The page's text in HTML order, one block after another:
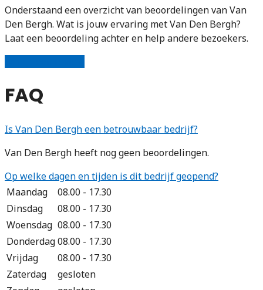
Onderstaand een overzicht van beoordelingen van Van
Den Bergh. Wat is jouw ervaring met Van Den Bergh?
Laat een beoordeling achter en help andere bezoekers.
FAQ
Is Van Den Bergh een betrouwbaar bedrijf?
Van Den Bergh heeft nog geen beoordelingen.
Op welke dagen en tijden is dit bedrijf geopend?
Maandag
08.00 - 17.30
Dinsdag
08.00 - 17.30
Woensdag 08.00 - 17.30
Donderdag08.00 - 17.30
Vrijdag
08.00 - 17.30
Zaterdag
gesloten